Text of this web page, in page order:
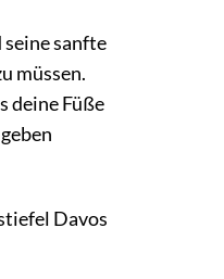
sanfte
müssen.
deine Füße
Davos